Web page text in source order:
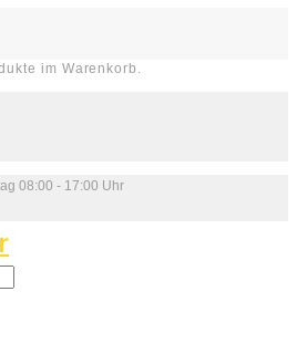
im Warenkorb.
08:00 - 17:00 Uhr